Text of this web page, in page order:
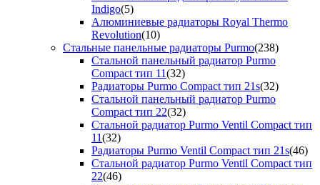
Indigo(5)
Алюминиевые радиаторы Royal Thermo
Revolution(10)
Стальные панельные радиаторы Purmo(238)
Стальной панельный радиатор Purmo
Compact тип 11(32)
Радиаторы Purmo Compact тип 21s(32)
Стальной панельный радиатор Purmo
Compact тип 22(32)
Стальной радиатор Purmo Ventil Compact тип
11(32)
Радиаторы Purmo Ventil Compact тип 21s(46)
Стальной радиатор Purmo Ventil Compact тип
22(46)